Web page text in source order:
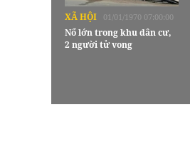
XÃ HỘI 01/01/1970 07:00:00
Nổ lớn trong khu dân cư,
2 người tử vong